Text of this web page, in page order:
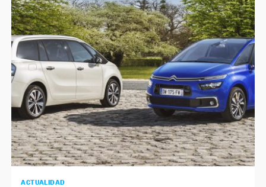
ACTUALIDAD